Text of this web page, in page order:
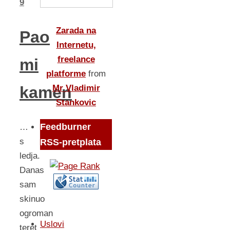
9
Pao
mi
kamen
…
s
ledja.
Danas
sam
skinuo
ogroman
teret
Zarada na
Internetu,
freelance
platforme from
Mr Vladimir
Stankovic
Feedburner
RSS-pretplata
Uslovi